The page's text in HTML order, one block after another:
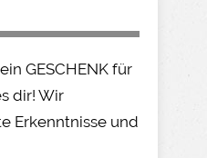
GESCHENK für
dir! Wir
Erkenntnisse und